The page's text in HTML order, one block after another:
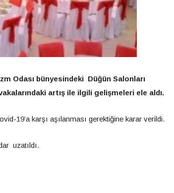
Odası bünyesindeki Düğün Salonları
artış ile ilgili gelişmeleri ele aldı.
19’a karşı aşılanması gerektiğine karar verildi.
uzatıldı.